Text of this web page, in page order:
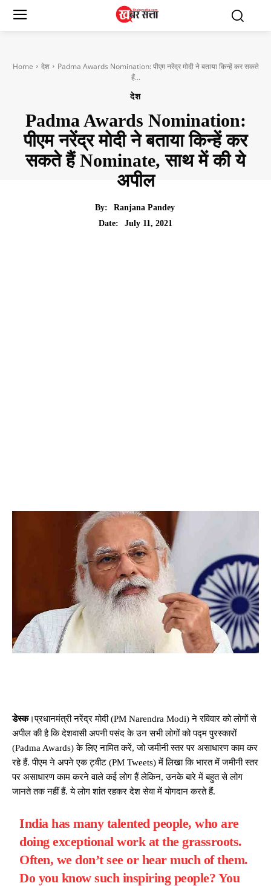
Home देश
Padma Awards Nomination: पीएम नरेंद्र मोदी ने बताया किन्‍हें कर सकते
हैं...
देश
Padma Awards Nomination:
पीएम नरेंद्र मोदी ने बताया किन्‍हें कर
सकते हैं Nominate, साथ में की ये
अपील
By:
Ranjana Pandey
Date:
July 11, 2021
डेस्क।प्रधानमंत्री नरेंद्र मोदी (PM Narendra Modi) ने रविवार को लोगों से
अपील की है कि देशवासी अपनी पसंद के उन सभी लोगों को पद्म पुरस्कारों
(Padma Awards) के लिए नामित करें, जो जमीनी स्तर पर असाधारण काम कर
रहे हैं. पीएम ने अपने एक ट्वीट (PM Tweets) में लिखा कि भारत में जमीनी स्तर
पर असाधारण काम करने वाले कई लोग हैं लेकिन, उनके बारे में बहुत से लोग
जानते तक नहीं हैं. ये लोग शांत रहकर देश सेवा में योगदान करते हैं.
India has many talented people, who are
doing exceptional work at the grassroots.
Often, we don’t see or hear much of them.
Do you know such inspiring people? You